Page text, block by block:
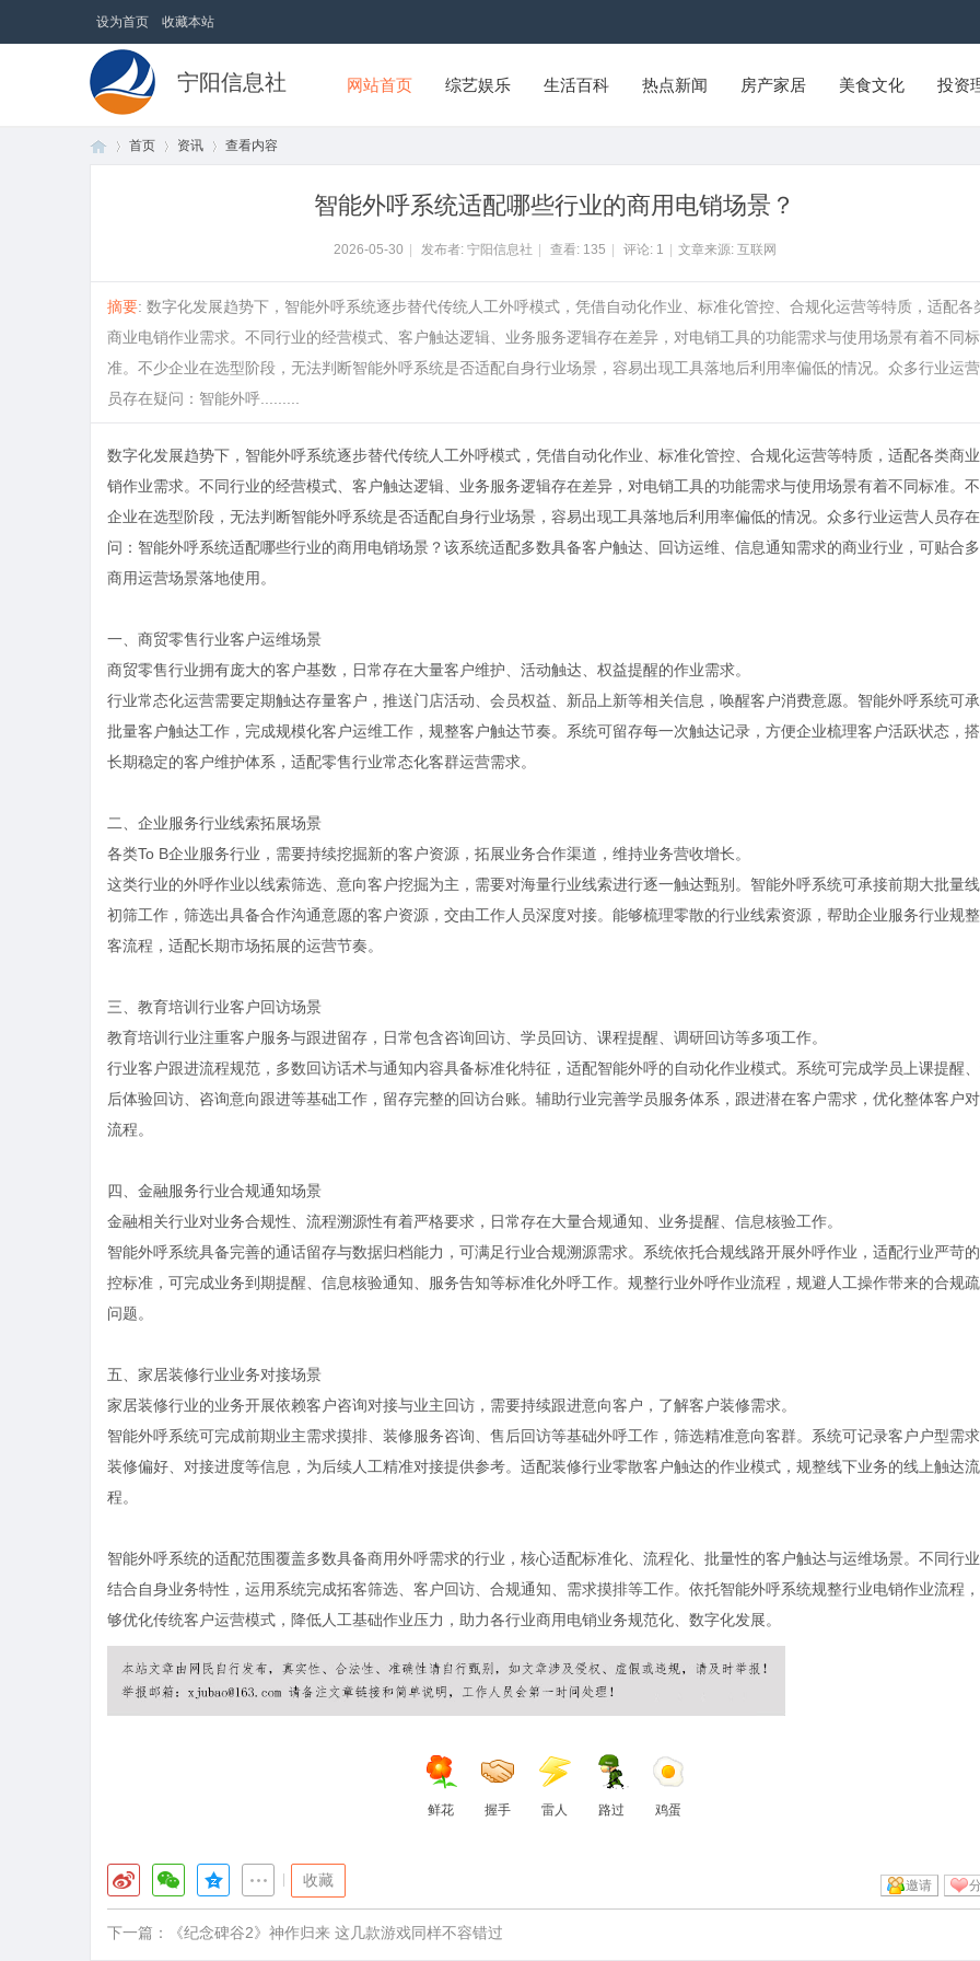
设为首页 收藏本站
宁阳信息社 网站首页 综艺娱乐 生活百科 热点新闻 房产家居 美食文化 投资
首页 资讯 查看内容
智能外呼系统适配哪些行业的商用电销场景？
2026-05-30 发布者: 宁阳信息社 查看: 135 评论: 1 文章来源: 互联网
摘要: 数字化发展趋势下，智能外呼系统逐步替代传统人工外呼模式，凭借自动化作业、标准化管控、合规化运营等特质，适配各
商业电销作业需求。不同行业的经营模式、客户触达逻辑、业务服务逻辑存在差异，对电销工具的功能需求与使用场景有着不同标
准。不少企业在选型阶段，无法判断智能外呼系统是否适配自身行业场景，容易出现工具落地后利用率偏低的情况。众多行业运营
员存在疑问：智能外呼.........
数字化发展趋势下，智能外呼系统逐步替代传统人工外呼模式，凭借自动化作业、标准化管控、合规化运营等特质，适配各类商
销作业需求。不同行业的经营模式、客户触达逻辑、业务服务逻辑存在差异，对电销工具的功能需求与使用场景有着不同标准。
企业在选型阶段，无法判断智能外呼系统是否适配自身行业场景，容易出现工具落地后利用率偏低的情况。众多行业运营人员存
问：智能外呼系统适配哪些行业的商用电销场景？该系统适配多数具备客户触达、回访运维、信息通知需求的商业行业，可贴合
商用运营场景落地使用。
一、商贸零售行业客户运维场景
商贸零售行业拥有庞大的客户基数，日常存在大量客户维护、活动触达、权益提醒的作业需求。
行业常态化运营需要定期触达存量客户，推送门店活动、会员权益、新品上新等相关信息，唤醒客户消费意愿。智能外呼系统可
批量客户触达工作，完成规模化客户运维工作，规整客户触达节奏。系统可留存每一次触达记录，方便企业梳理客户活跃状态，
长期稳定的客户维护体系，适配零售行业常态化客群运营需求。
二、企业服务行业线索拓展场景
各类To B企业服务行业，需要持续挖掘新的客户资源，拓展业务合作渠道，维持业务营收增长。
这类行业的外呼作业以线索筛选、意向客户挖掘为主，需要对海量行业线索进行逐一触达甄别。智能外呼系统可承接前期大批量
初筛工作，筛选出具备合作沟通意愿的客户资源，交由工作人员深度对接。能够梳理零散的行业线索资源，帮助企业服务行业规
客流程，适配长期市场拓展的运营节奏。
三、教育培训行业客户回访场景
教育培训行业注重客户服务与跟进留存，日常包含咨询回访、学员回访、课程提醒、调研回访等多项工作。
行业客户跟进流程规范，多数回访话术与通知内容具备标准化特征，适配智能外呼的自动化作业模式。系统可完成学员上课提醒
后体验回访、咨询意向跟进等基础工作，留存完整的回访台账。辅助行业完善学员服务体系，跟进潜在客户需求，优化整体客户
流程。
四、金融服务行业合规通知场景
金融相关行业对业务合规性、流程溯源性有着严格要求，日常存在大量合规通知、业务提醒、信息核验工作。
智能外呼系统具备完善的通话留存与数据归档能力，可满足行业合规溯源需求。系统依托合规线路开展外呼作业，适配行业严苛
控标准，可完成业务到期提醒、信息核验通知、服务告知等标准化外呼工作。规整行业外呼作业流程，规避人工操作带来的合规
问题。
五、家居装修行业业务对接场景
家居装修行业的业务开展依赖客户咨询对接与业主回访，需要持续跟进意向客户，了解客户装修需求。
智能外呼系统可完成前期业主需求摸排、装修服务咨询、售后回访等基础外呼工作，筛选精准意向客群。系统可记录客户户型需求
装修偏好、对接进度等信息，为后续人工精准对接提供参考。适配装修行业零散客户触达的作业模式，规整线下业务的线上触达流
程。
智能外呼系统的适配范围覆盖多数具备商用外呼需求的行业，核心适配标准化、流程化、批量性的客户触达与运维场景。不同行
结合自身业务特性，运用系统完成拓客筛选、客户回访、合规通知、需求摸排等工作。依托智能外呼系统规整行业电销作业流程
够优化传统客户运营模式，降低人工基础作业压力，助力各行业商用电销业务规范化、数字化发展。
鲜花 握手 雷人 路过 鸡蛋
收藏 邀请
下一篇： 《纪念碑谷2》神作归来 这几款游戏同样不容错过